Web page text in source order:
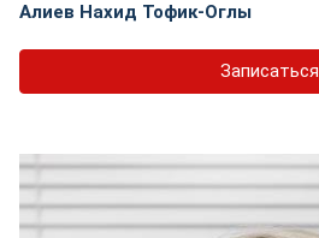
Алиев Нахид Тофик-Оглы
Записаться